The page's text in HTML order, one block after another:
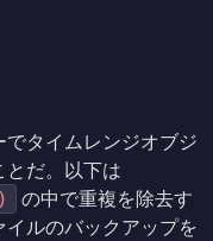
タイムレンジオブジ
だ。以下は
の中で重複を除去す
ルのバックアップを